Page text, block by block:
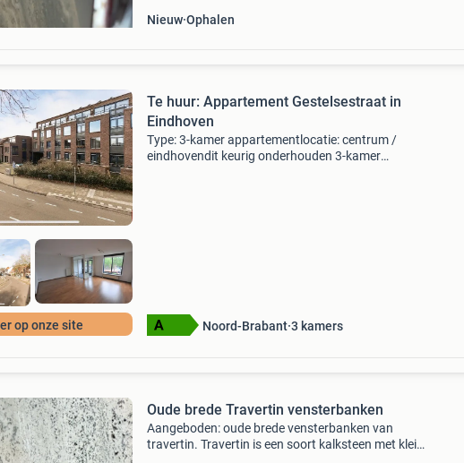
Nieuw Ophalen
op onze site
Te huur: Appartement Gestelsestraat in
Eindhoven
Type: 3-kamer appartementlocatie: centrum /
eindhovendit keurig onderhouden 3-kamer
Noord-Brabant 3 kamers
Oude brede Travertin vensterbanken
Aangeboden: oude brede vensterbanken van
travertin. Travertin is een soort kalksteen met kleine